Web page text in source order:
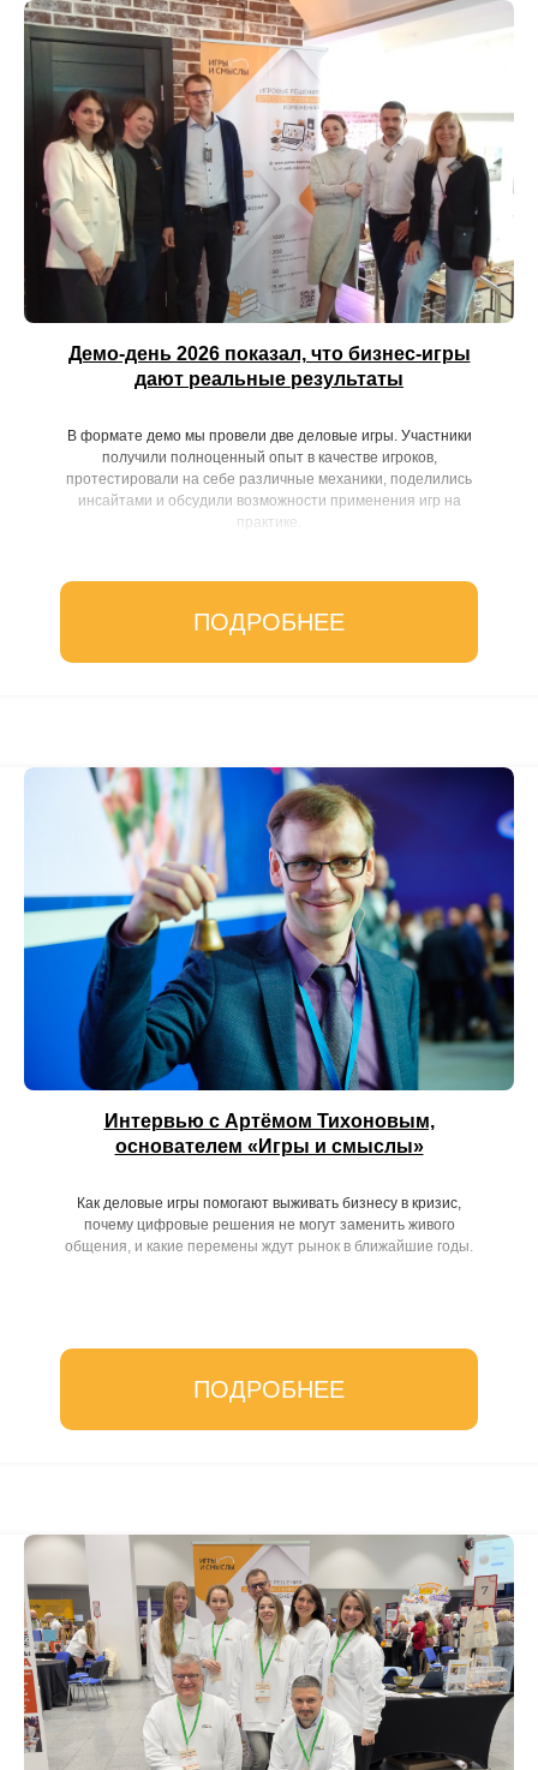
Демо-день 2026 показал, что бизнес-игры
дают реальные результаты
В формате демо мы провели две деловые игры. Участники
получили полноценный опыт в качестве игроков,
протестировали на себе различные механики, поделились
инсайтами и обсудили возможности применения игр на
практике.
ПОДРОБНЕЕ
Интервью с Артёмом Тихоновым,
основателем «Игры и смыслы»
Как деловые игры помогают выживать бизнесу в кризис,
почему цифровые решения не могут заменить живого
общения, и какие перемены ждут рынок в ближайшие годы.
ПОДРОБНЕЕ